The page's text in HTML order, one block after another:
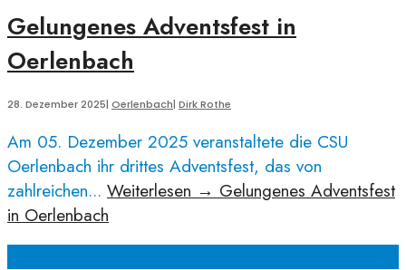
Gelungenes Adventsfest in
Oerlenbach
28. Dezember 2025| Oerlenbach| Dirk Rothe
Am 05. Dezember 2025 veranstaltete die CSU
Oerlenbach ihr drittes Adventsfest, das von
zahlreichen... Weiterlesen → Gelungenes Adventsfest
in Oerlenbach